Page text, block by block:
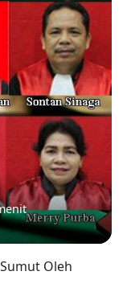
Oleh